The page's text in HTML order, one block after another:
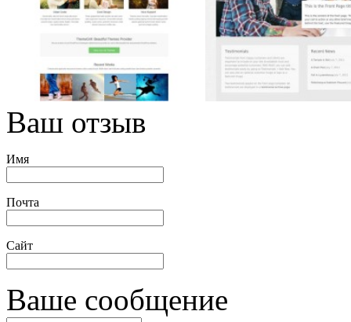
Ваш отзыв
Имя
Почта
Сайт
Ваше сообщение